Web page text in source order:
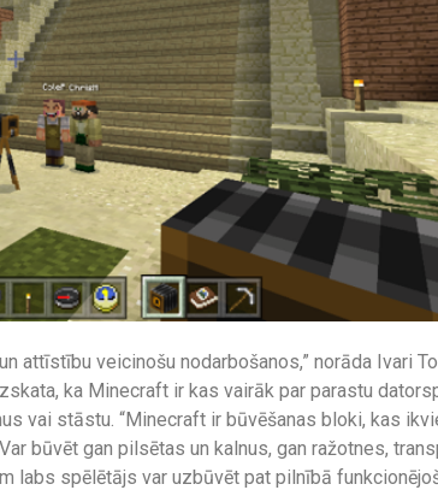
attīstību veicinošu nodarbošanos,” norāda Ivari
ka Minecraft ir kas vairāk par parastu
vai stāstu. “Minecraft ir būvēšanas bloki, kas
būvēt gan pilsētas un kalnus, gan ražotnes,
labs spēlētājs var uzbūvēt pat pilnībā